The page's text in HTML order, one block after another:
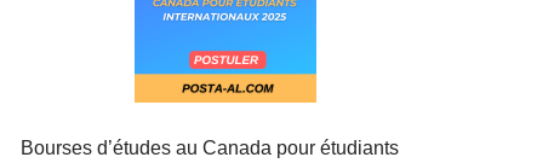
Bourses d’études au Canada pour étudiants